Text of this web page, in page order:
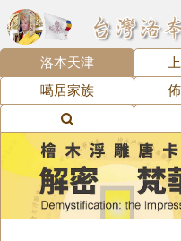
洛本天津
噶居家族